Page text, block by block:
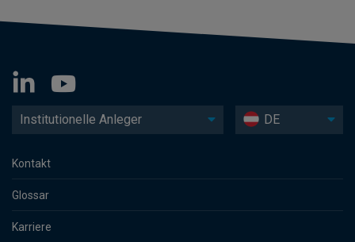
Institutionelle Anleger DE
Kontakt
Glossar
Karriere